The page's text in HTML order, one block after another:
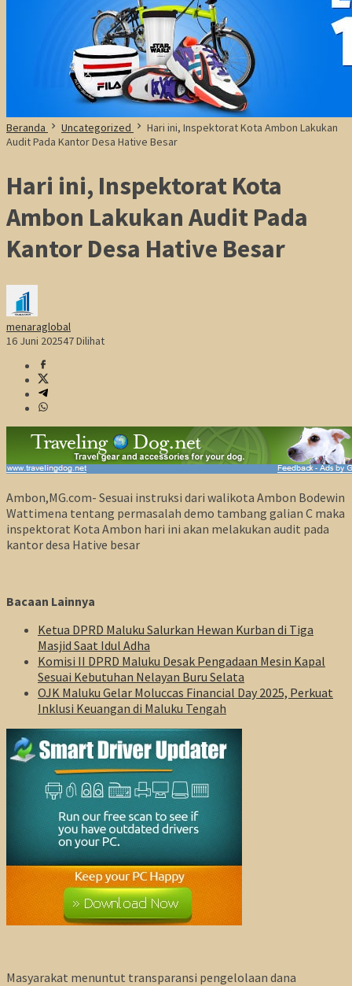
Beranda Uncategorized
Hari ini, Inspektorat Kota Ambon Lakukan
Audit Pada Kantor Desa Hative Besar
Hari ini, Inspektorat Kota
Ambon Lakukan Audit Pada
Kantor Desa Hative Besar
menaraglobal
16 Juni 202547 Dilihat
Ambon,MG.com- Sesuai instruksi dari walikota Ambon Bodewin
Wattimena tentang permasalah demo tambang galian C maka
inspektorat Kota Ambon hari ini akan melakukan audit pada
kantor desa Hative besar
Bacaan Lainnya
Ketua DPRD Maluku Salurkan Hewan Kurban di Tiga
Masjid Saat Idul Adha
Komisi II DPRD Maluku Desak Pengadaan Mesin Kapal
Sesuai Kebutuhan Nelayan Buru Selata
OJK Maluku Gelar Moluccas Financial Day 2025, Perkuat
Inklusi Keuangan di Maluku Tengah
Masyarakat menuntut transparansi pengelolaan dana